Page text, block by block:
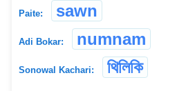
Paite: sawn
Adi Bokar: numnam
Sonowal Kachari: থিলিকি